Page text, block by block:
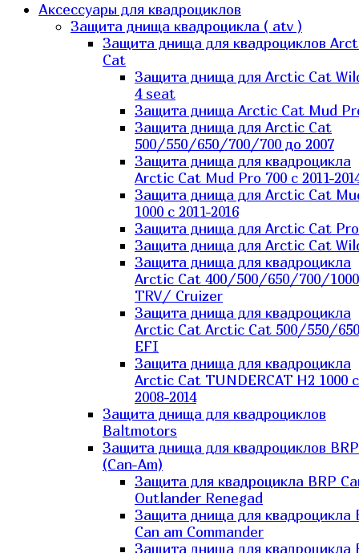
Аксессуары для квадроциклов
Защита днища квадроцикла ( atv )
Защита днища для квадроциклов
Cat
Защита днища для Arctic Cat
4 seat
Защита днища Arctic Cat Mud
Защита днища для Arctic Cat
500/550/650/700/700 до 2007
Защита днища для квадроцикла
Arctic Cat Mud Pro 700 с 2011-
Защита днища для Arctic Cat
1000 c 2011-2016
Защита днища для Arctic Cat
Защита днища для Arctic Cat
Защита днища для квадроцикла
Arctic Cat 400/500/650/700/1000
TRV/ Cruizer
Защита днища для квадроцикла
Arctic Cat Arctic Cat 500/550/
EFI
Защита днища для квадроцикла
Arctic Cat TUNDERCAT H2 1000 c
2008-2014
Защита днища для квадроциклов
Baltmotors
Защита днища для квадроциклов BRP
(Can-Am)
Защита для квадроцикла BRP
Outlander Renegad
Защита днища для квадроцикла
Can am Commander
Защита днища для квадроцикла